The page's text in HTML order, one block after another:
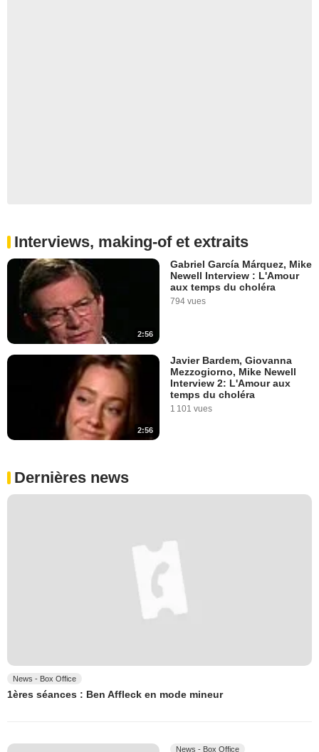
Interviews, making-of et extraits
2:56
Gabriel García Márquez, Mike
Newell Interview : L'Amour
aux temps du choléra
794 vues
2:56
Javier Bardem, Giovanna
Mezzogiorno, Mike Newell
Interview 2: L'Amour aux
temps du choléra
1 101 vues
Dernières news
News - Box Office
1ères séances : Ben Affleck en mode mineur
News - Box Office